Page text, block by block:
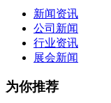
新闻资讯
公司新闻
行业资讯
展会新闻
为你推荐